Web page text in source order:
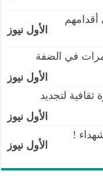
الأول نيوز
في الضفة
الأول نيوز
لتجديد
الأول نيوز
!
الأول نيوز